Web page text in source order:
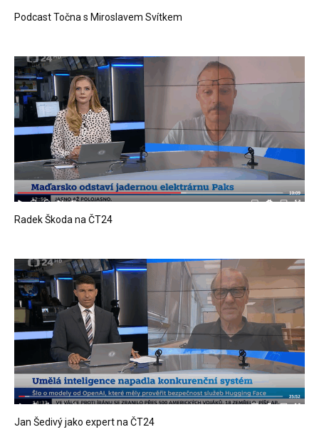
Podcast Točna s Miroslavem Svítkem
Radek Škoda na ČT24
Jan Šedivý jako expert na ČT24